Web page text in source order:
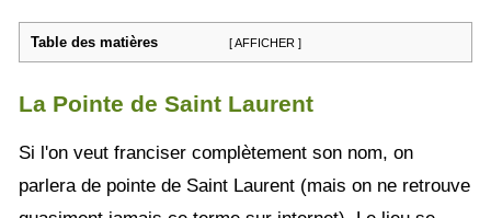
Table des matières [ AFFICHER ]
La Pointe de Saint Laurent
Si l'on veut franciser complètement son nom, on
parlera de pointe de Saint Laurent (mais on ne retrouve